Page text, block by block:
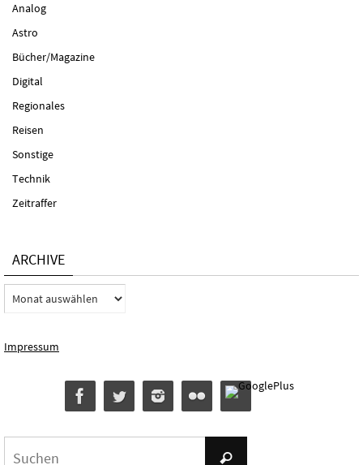
Analog
Astro
Bücher/Magazine
Digital
Regionales
Reisen
Sonstige
Technik
Zeitraffer
ARCHIVE
Archive
Impressum
Suchen